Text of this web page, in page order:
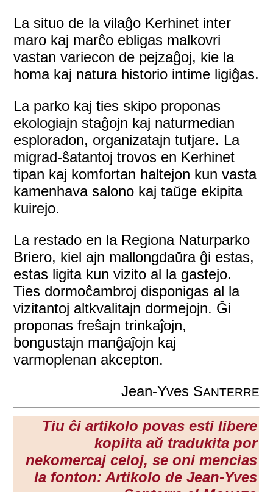
La situo de la vilaĝo Kerhinet inter
maro kaj marĉo ebligas malkovri
vastan variecon de pejzaĝoj, kie la
homa kaj natura historio intime ligiĝas.
La parko kaj ties skipo proponas
ekologiajn staĝojn kaj naturmedian
esploradon, organizatajn tutjare. La
migrad-ŝatantoj trovos en Kerhinet
tipan kaj komfortan haltejon kun vasta
kamenhava salono kaj taŭge ekipita
kuirejo.
La restado en la Regiona Naturparko
Briero, kiel ajn mallongdaŭra ĝi estas,
estas ligita kun vizito al la gastejo.
Ties dormoĉambroj disponigas al la
vizitantoj altkvalitajn dormejojn. Ĝi
proponas freŝajn trinkaĵojn,
bongustajn manĝaĵojn kaj
varmoplenan akcepton.
Jean-Yves SANTERRE
Tiu ĉi artikolo povas esti libere
kopiita aŭ tradukita por
nekomercaj celoj, se oni mencias
la fonton: Artikolo de Jean-Yves